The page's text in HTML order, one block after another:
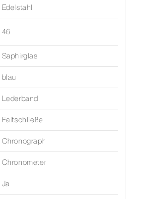
Edelstahl
46
Saphirglas
blau
Lederband
Faltschließe
Chronograph
Chronometer
Ja